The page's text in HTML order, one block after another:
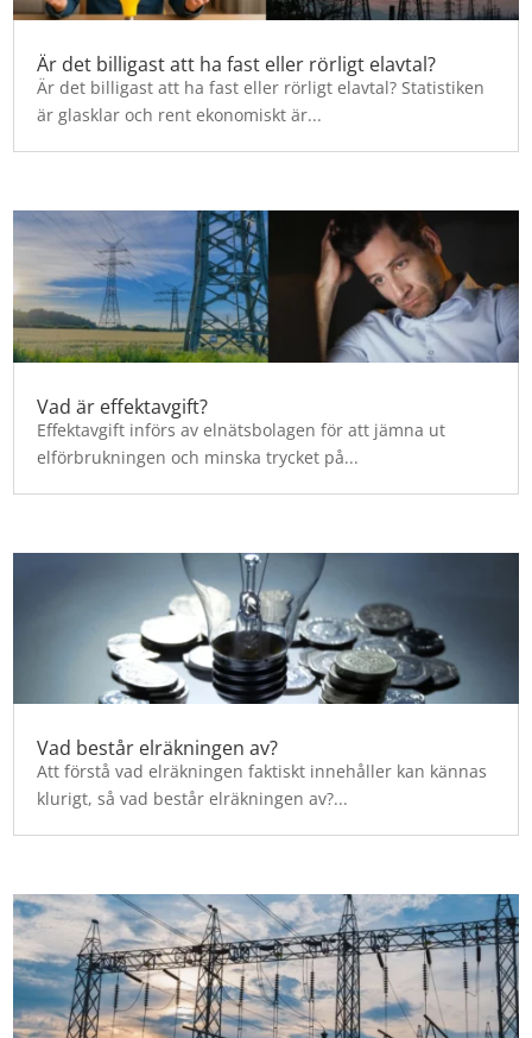
Är det billigast att ha fast eller rörligt elavtal?
Är det billigast att ha fast eller rörligt elavtal? Statistiken
är glasklar och rent ekonomiskt är...
Vad är effektavgift?
Effektavgift införs av elnätsbolagen för att jämna ut
elförbrukningen och minska trycket på...
Vad består elräkningen av?
Att förstå vad elräkningen faktiskt innehåller kan kännas
klurigt, så vad består elräkningen av?...